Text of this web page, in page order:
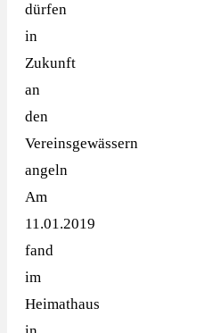
dürfen
in
Zukunft
an
den
Vereinsgewässern
angeln
Am
11.01.2019
fand
im
Heimathaus